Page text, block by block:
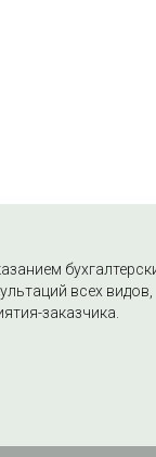
всех видов,
заказчика.